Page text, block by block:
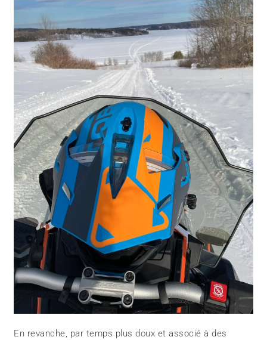
En revanche, par temps plus doux et associé à des